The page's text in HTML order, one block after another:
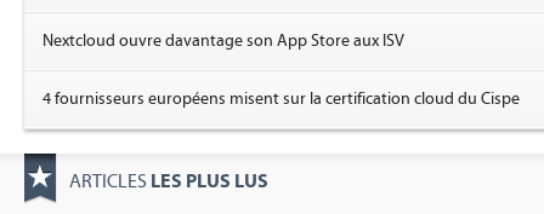
Nextcloud ouvre davantage son App Store aux ISV
4 fournisseurs européens misent sur la certification cloud du Cispe
ARTICLES LES PLUS LUS